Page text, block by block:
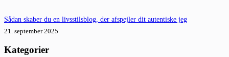
Sådan skaber du en livsstilsblog, der afspejler dit autentiske jeg
21. september 2025
Kategorier